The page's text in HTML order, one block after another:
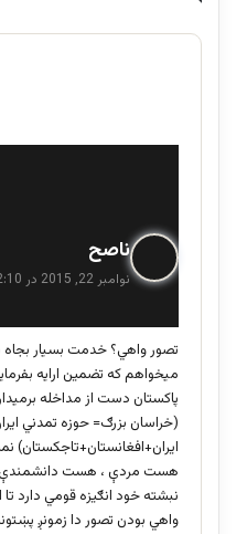
ناصح
ف
:
نوامبر 22, 2015 در 12:10 ب.ظ
تصور واهي؟ خدمت بسیار بجاه
میخواهم که تضمین ارایه
پاکستان دست از مداخله
(خراسان بزرګ= حوزه تمدني
ایران+افغانستان+تاجکستان)
هست مردې ، هست
نبشته خود انګیزه قومي دارد
واهي بودن تصور دا زمونږ